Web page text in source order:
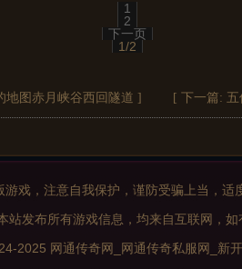
1
2
下一页
1/2
地图赤月峡谷西回隧道 ] [ 下一篇:
游戏，注意自我保护，谨防受骗上当，
站发布所有游戏信息，均来自互联网，
2025 网通传奇网_网通传奇私服网_新